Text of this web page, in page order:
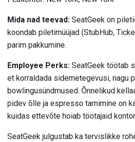
Mida nad teevad: SeatGeek on
koondab piletimüüjad (StubHub,
parim pakkumine.
Employee Perks: SeatGeek töötab
et korraldada sidemetegevusi, nagu
bowlingusündmused. Õnnelikud
pidev õlle ja espresso tarnimine on
kuidas ettevõte hoiab töötajaid
SeatGeek julgustab ka tervislikke